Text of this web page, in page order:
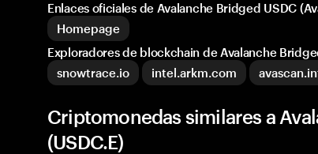
Enlaces oficiales de Avalanche Bridged USDC
Homepage
Exploradores de blockchain de Avalanche
snowtrace.io
intel.arkm.com
Criptomonedas similares a
(USDC.E)